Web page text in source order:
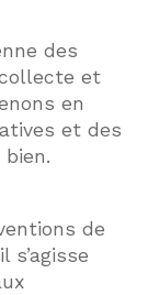
des
et
en
et des
de
s’agisse